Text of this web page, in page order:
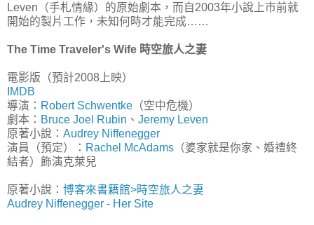
Leven（手札情緣）的原始劇本，而自2003年小說上市前就
開始的製片工作，未知何時才能完成……
The Time Traveler's Wife 時空旅人之妻
電影版（預計2008上映）
IMDB
導演： Robert Schwentke （空中危機）
劇本： Bruce Joel Rubin 、 Jeremy Leven
原著小說： Audrey Niffenegger
演員（預定）： Rachel McAdams （婆家就是你家、婚禮終
結者）飾演克萊兒
原著小說： 博客來書籍館>時空旅人之妻
Audrey Niffenegger - Her Site